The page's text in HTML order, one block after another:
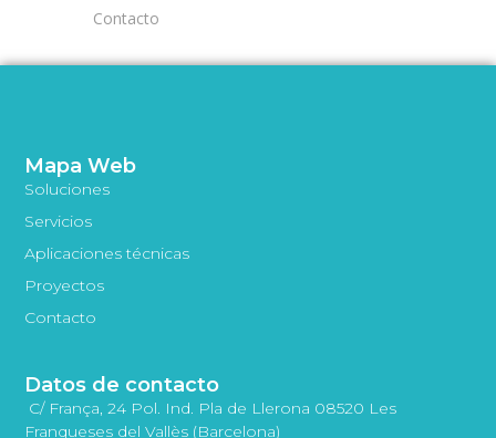
Contacto
Mapa Web
Soluciones
Servicios
Aplicaciones técnicas
Proyectos
Contacto
Datos de contacto
C/ França, 24 Pol. Ind. Pla de Llerona 08520 Les
Franqueses del Vallès (Barcelona)